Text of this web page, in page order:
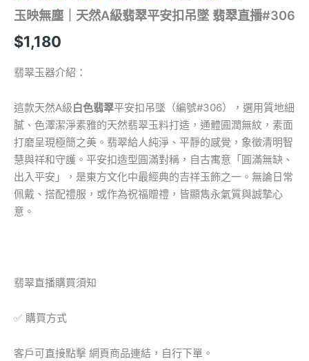
玉映無塵｜天然A級翡翠平安扣吊墜 翡翠直播#306
$1,180
翡翠玉器介紹：
這款天然A級白色翡翠平安扣吊墜（編號#306），選用質地細
膩、色澤潔淨素雅的天然翡翠玉料打造，通體圓潤無紋，素面
打磨呈現極簡之美。翡翠給人純淨、平靜的感覺，象徵清明智
慧與祥和守護。平安扣造型圓滿對稱，自古寓意「圓滿無缺、
出入平安」，是東方文化中最經典的吉祥玉飾之一。無論日常
佩戴、搭配禮服，或作為祝福贈禮，皆顯雋永氣質與誠摯心
意。
翡翠直播購買須知
✅ 購買方式
客戶可直接點擊 網頁商品連結，自行下單。